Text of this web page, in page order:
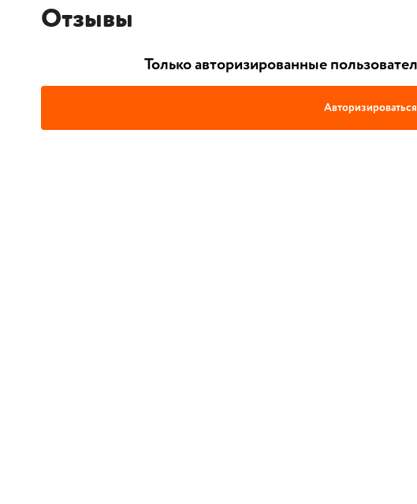
Отзывы
Только авторизированные
Авторизироваться